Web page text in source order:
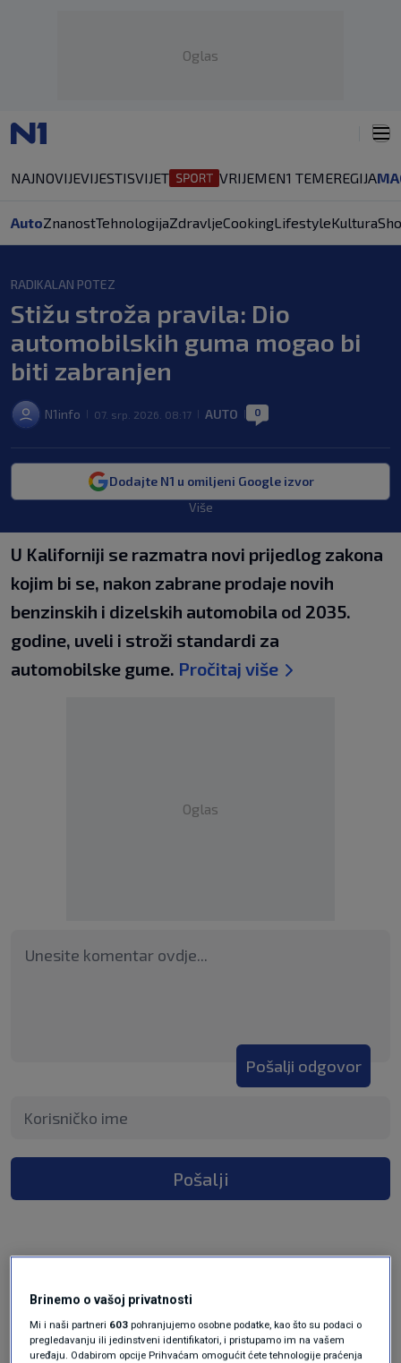
Oglas
NAJNOVIJEVIJESTISVIJET VRIJEMEN1 TEMEREGIJA
AutoZnanostTehnologijaZdravljeCookingLifestyleKultura
RADIKALAN POTEZ
Stižu stroža pravila: Dio
automobilskih guma mogao bi
biti zabranjen
N1info 07. srp. 2026. 08:17 AUTO 0
Dodajte N1 u omiljeni Google izvor
Više
U Kaliforniji se razmatra novi prijedlog zakona
kojim bi se, nakon zabrane prodaje novih
benzinskih i dizelskih automobila od 2035.
godine, uveli i stroži standardi za
automobilske gume. Pročitaj više
Oglas
Pošalji odgovor
Pošalji
Brinemo o vašoj privatnosti
Mi i naši partneri 603 pohranjujemo osobne podatke, kao što su podaci o
pregledavanju ili jedinstveni identifikatori, i pristupamo im na vašem
uređaju. Odabirom opcije Prihvaćam omogućit ćete tehnologije praćenja